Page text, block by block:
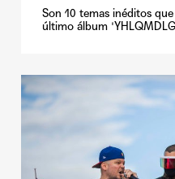
Son 10 temas inéditos
último álbum